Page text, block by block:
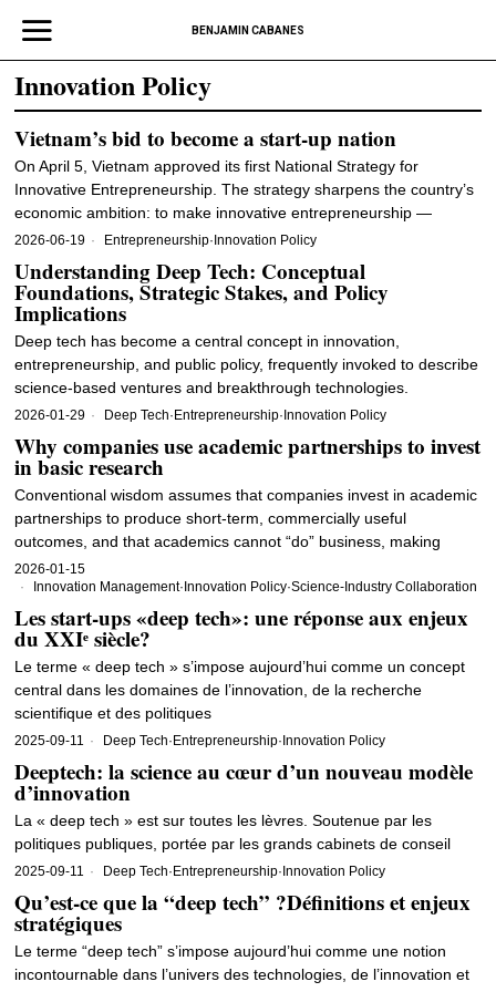
BENJAMIN CABANES
Innovation Policy
Vietnam’s bid to become a start-up nation
On April 5, Vietnam approved its first National Strategy for
Innovative Entrepreneurship. The strategy sharpens the country’s
economic ambition: to make innovative entrepreneurship —
2026-06-19 Entrepreneurship· Innovation Policy
Understanding Deep Tech: Conceptual
Foundations, Strategic Stakes, and Policy
Implications
Deep tech has become a central concept in innovation,
entrepreneurship, and public policy, frequently invoked to describe
science-based ventures and breakthrough technologies.
2026-01-29 Deep Tech· Entrepreneurship· Innovation Policy
Why companies use academic partnerships to invest
in basic research
Conventional wisdom assumes that companies invest in academic
partnerships to produce short-term, commercially useful
outcomes, and that academics cannot “do” business, making
2026-01-15
Innovation Management· Innovation Policy·Science-Industry Collaboration
Les start-ups «deep tech»: une réponse aux enjeux
du XXIᵉ siècle?
Le terme « deep tech » s’impose aujourd’hui comme un concept
central dans les domaines de l’innovation, de la recherche
scientifique et des politiques
2025-09-11 Deep Tech· Entrepreneurship· Innovation Policy
Deeptech: la science au cœur d’un nouveau modèle
d’innovation
La « deep tech » est sur toutes les lèvres. Soutenue par les
politiques publiques, portée par les grands cabinets de conseil
2025-09-11 Deep Tech· Entrepreneurship· Innovation Policy
Qu’est-ce que la “deep tech” ?Définitions et enjeux
stratégiques
Le terme “deep tech” s’impose aujourd’hui comme une notion
incontournable dans l’univers des technologies, de l’innovation et